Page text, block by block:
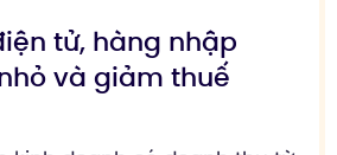
tử, hàng nhập
và giảm thuế